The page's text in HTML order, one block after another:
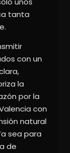
tanta
con un
la
por la
con
natural
sea para
de